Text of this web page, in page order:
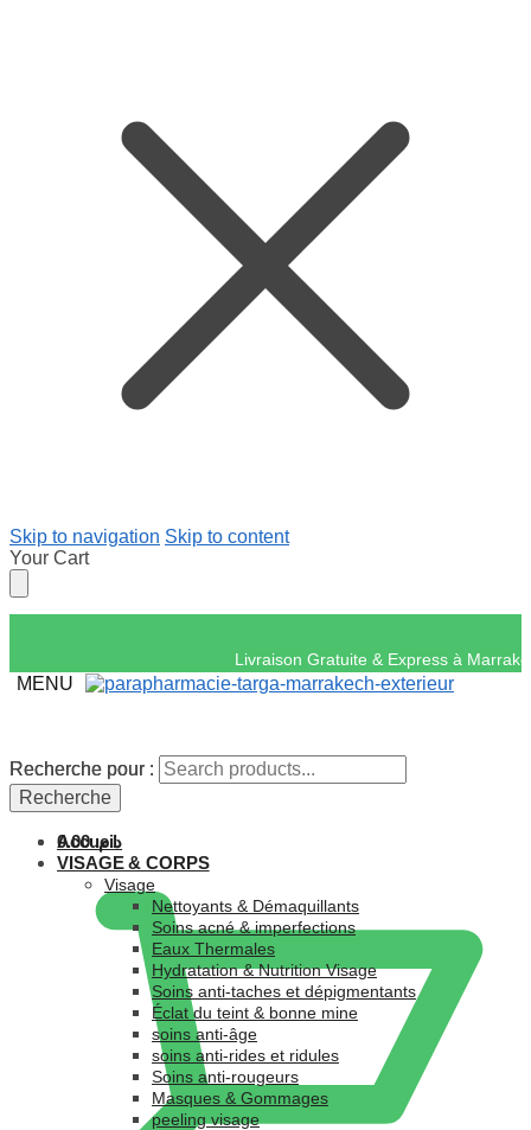
Skip to navigation Skip to content
Your Cart
Livraison Gratuite &
MENU
Recherche pour :
Recherche
د.م.0.00
Recherche pour :
Recherche
Accueil
VISAGE & CORPS
Visage
Nettoyants & Démaquillants
Soins acné & imperfections
Eaux Thermales
Hydratation & Nutrition Visage
Soins anti-taches et dépigmentants
Éclat du teint & bonne mine
soins anti-âge
soins anti-rides et ridules
Soins anti-rougeurs
Masques & Gommages
peeling visage